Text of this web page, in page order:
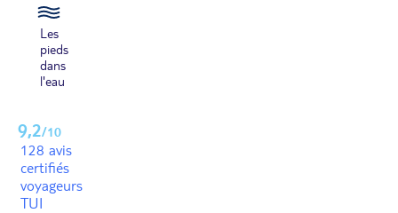
Les
pieds
dans
l'eau
9,2/10
128 avis
certifiés
voyageurs
TUI